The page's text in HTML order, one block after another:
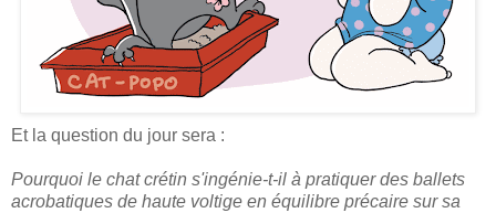
Et la question du jour sera :
Pourquoi le chat crétin s'ingénie-t-il à pratiquer des ballets
acrobatiques de haute voltige en équilibre précaire sur sa